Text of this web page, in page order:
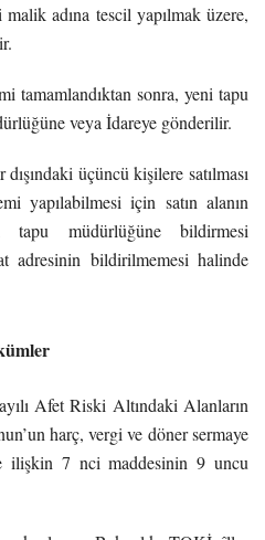
adına tescil yapılmak üzere,
tamamlandıktan sonra, yeni tapu
veya İdareye gönderilir.
üçüncü kişilere satılması
yapılabilmesi için satın alanın
tapu müdürlüğüne bildirmesi
adresinin bildirilmemesi halinde
Afet Riski Altındaki Alanların
harç, vergi ve döner sermaye
ilişkin 7 nci maddesinin 9 uncu